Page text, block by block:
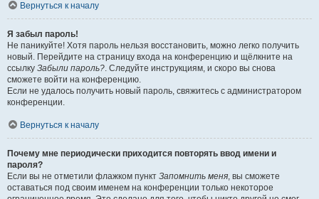
Вернуться к началу
Я забыл пароль!
Не паникуйте! Хотя пароль нельзя восстановить, можно легко получить
новый. Перейдите на страницу входа на конференцию и щёлкните на
ссылку Забыли пароль?. Следуйте инструкциям, и скоро вы снова
сможете войти на конференцию.
Если не удалось получить новый пароль, свяжитесь с администратором
конференции.
Вернуться к началу
Почему мне периодически приходится повторять ввод имени и
пароля?
Если вы не отметили флажком пункт Запомнить меня, вы сможете
оставаться под своим именем на конференции только некоторое